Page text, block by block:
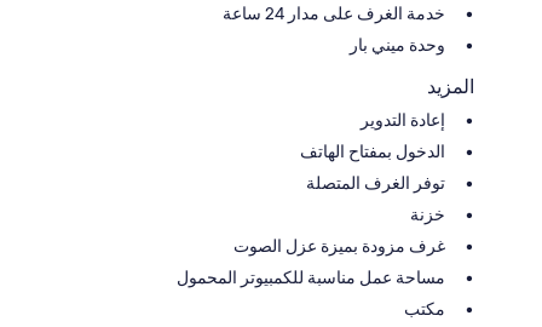
خدمة الغرف على مدار 24 ساعة
وحدة ميني بار
المزيد
إعادة التدوير
الدخول بمفتاح الهاتف
توفر الغرف المتصلة
خزنة
غرف مزودة بميزة عزل الصوت
مساحة عمل مناسبة للكمبيوتر المحمول
مكتب